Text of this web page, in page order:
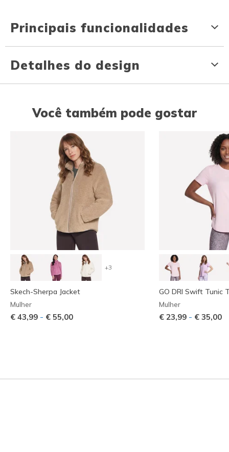
Principais funcionalidades
Detalhes do design
Você também pode gostar
+3
Skech-Sherpa Jacket
Mulher
€ 43,99 - € 55,00
GO DRI Swift Tunic
Mulher
€ 23,99 - € 35,00